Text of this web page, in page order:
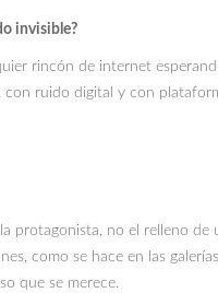
invisible?
rincón de internet
con ruido digital y con
protagonista, no el relleno de
como se hace en las
que se merece.